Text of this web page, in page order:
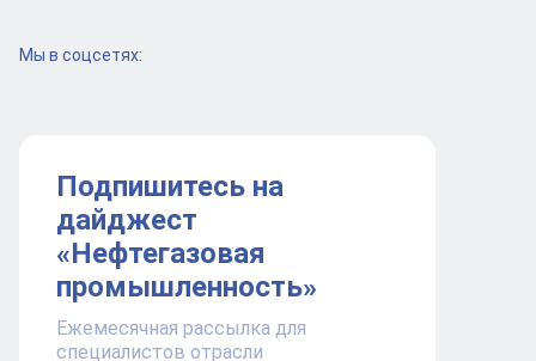
Мы в соцсетях:
Подпишитесь на
дайджест
«Нефтегазовая
промышленность»
Ежемесячная рассылка для
специалистов отрасли